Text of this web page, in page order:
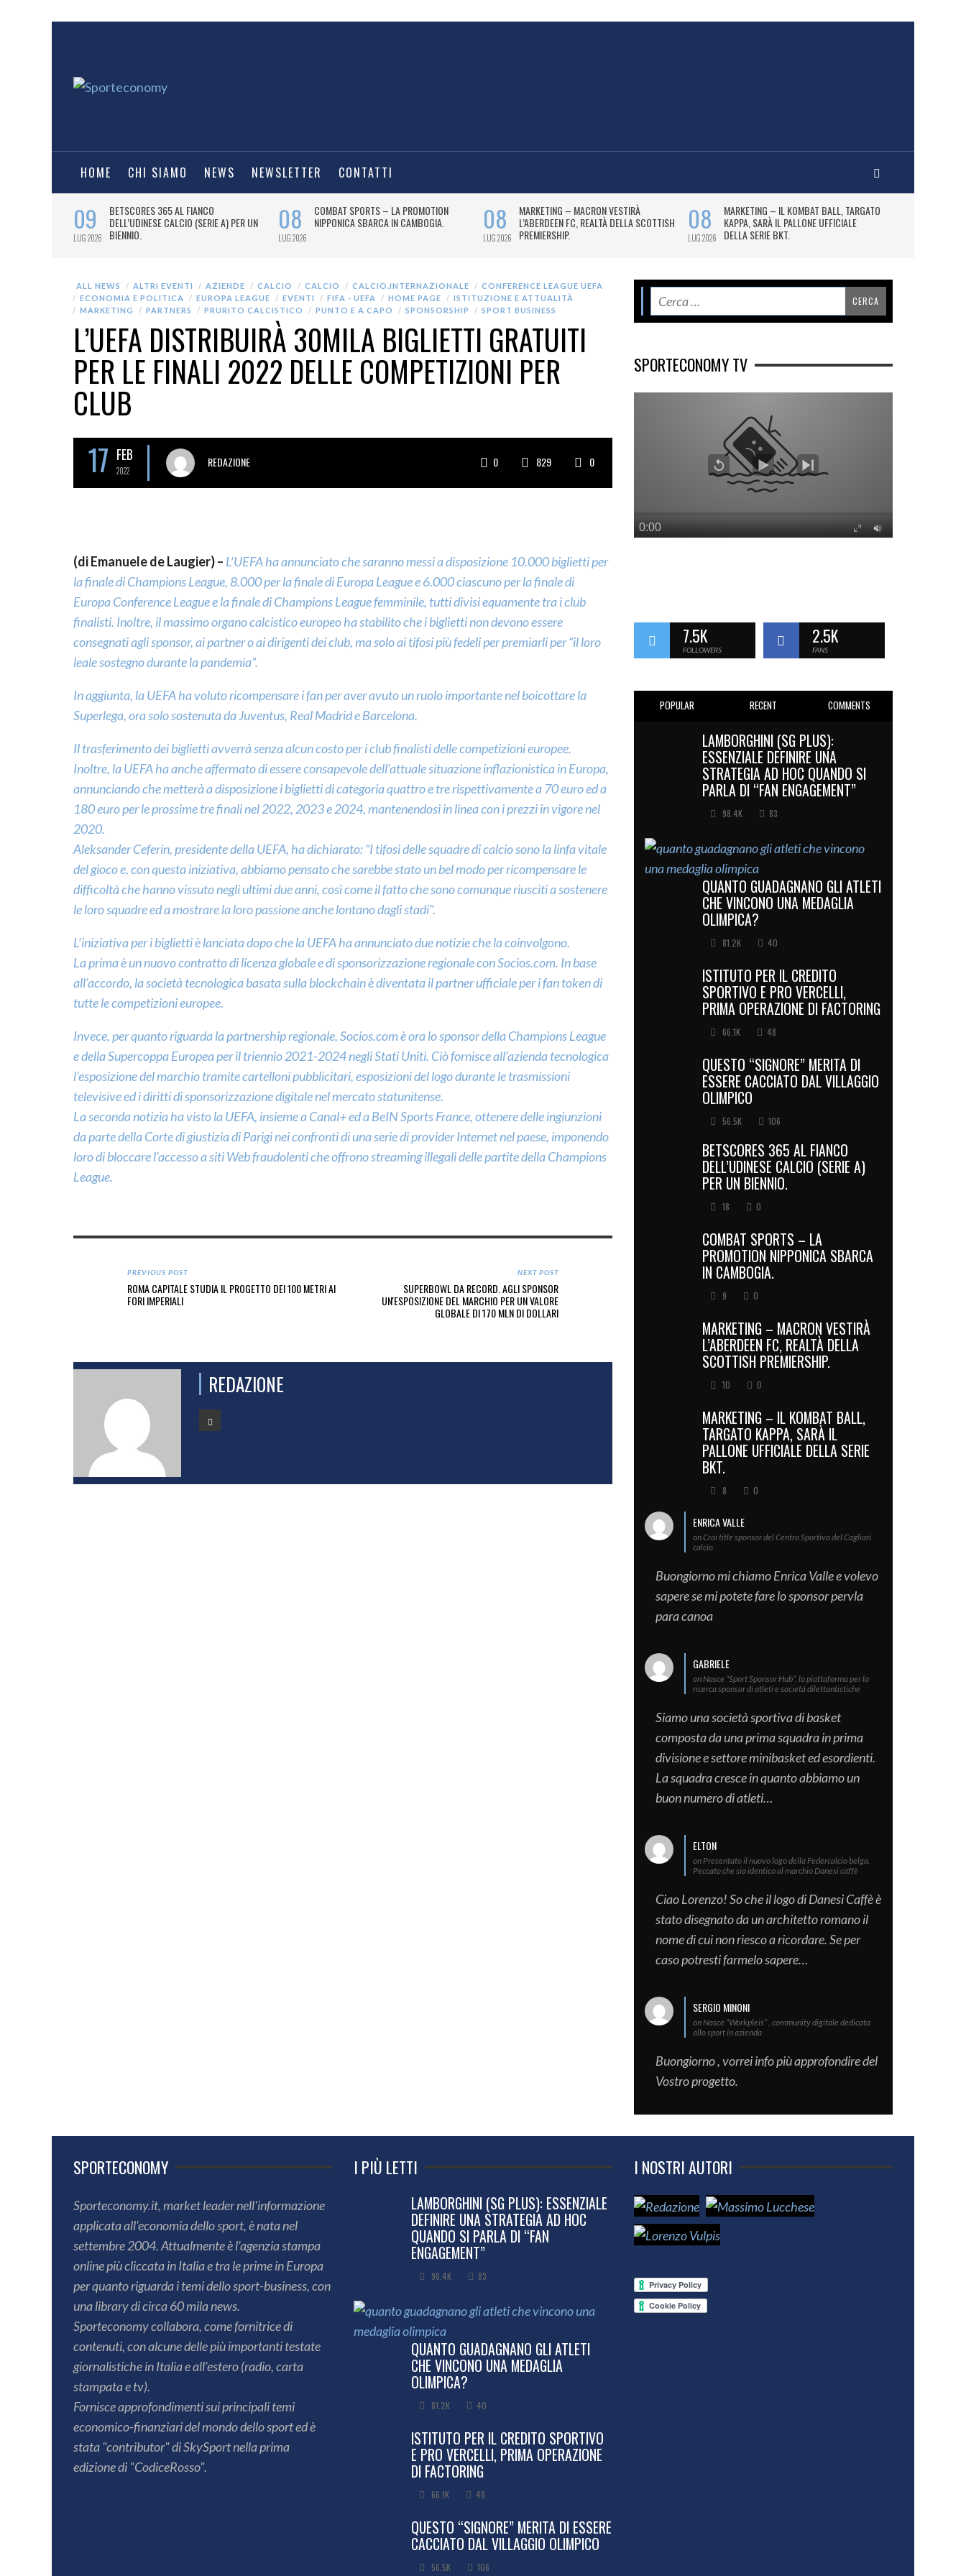
HOME CHI SIAMO NEWS NEWSLETTER CONTATTI
ALL NEWS ALTRI EVENTI AZIENDE CALCIO CALCIO CALCIO.INTERNAZIONALE
CONFERENCE LEAGUE UEFA
ECONOMIA E POLITICA
EUROPA LEAGUE EVENTI FIFA - UEFA HOME PAGE
ISTITUZIONE E ATTUALITÀ
MARKETING
PARTNERS PRURITO CALCISTICO PUNTO E A CAPO SPONSORSHIP SPORT BUSINESS
L’UEFA DISTRIBUIRÀ 30MILA BIGLIETTI GRATUITI
PER LE FINALI 2022 DELLE COMPETIZIONI PER
CLUB
17 FEB
2022
REDAZIONE 0 829 0
(di Emanuele de Laugier) – L’UEFAha annunciato che saranno messi a disposizione 10.000 biglietti per
la finale di Champions League, 8.000 per la finale di Europa League e 6.000 ciascuno per la finale di
Europa Conference League e la finale di Champions League femminile, tutti divisi equamente tra i club
finalisti. Inoltre, il massimo organo calcistico europeo ha stabilito che i biglietti non devono essere
consegnati agli sponsor, ai partner o ai dirigenti dei club, ma solo ai tifosi più fedeli per premiarli per “il loro
leale sostegno durante la pandemia”.
In aggiunta, la UEFA ha voluto ricompensare i fan per aver avuto un ruolo importante nel boicottare la
Superlega, ora solo sostenuta da Juventus, Real Madrid e Barcelona.
Il trasferimento dei biglietti avverrà senza alcun costo per i club finalisti delle competizioni europee.
Inoltre, la UEFA ha anche affermato di essere consapevole dell’attuale situazione inflazionistica in Europa,
annunciando che metterà a disposizione i biglietti di categoria quattro e tre rispettivamente a 70 euro ed a
180 euro per le prossime tre finali nel 2022, 2023 e 2024, mantenendosi in linea con i prezzi in vigore nel
2020.
Aleksander Ceferin, presidente della UEFA, ha dichiarato: “I tifosi delle squadre di calcio sono la linfa vitale
del gioco e, con questa iniziativa, abbiamo pensato che sarebbe stato un bel modo per ricompensare le
difficoltà che hanno vissuto negli ultimi due anni, così come il fatto che sono comunque riusciti a sostenere
le loro squadre ed a mostrare la loro passione anche lontano dagli stadi”.
L’iniziativa per i biglietti è lanciata dopo che la UEFA ha annunciato due notizie che la coinvolgono.
La prima è un nuovo contratto di licenza globale e di sponsorizzazione regionale con Socios.com. In base
all’accordo, la società tecnologica basata sulla blockchain è diventata il partner ufficiale per i fan token di
tutte le competizioni europee.
Invece, per quanto riguarda la partnership regionale, Socios.com è ora lo sponsor della Champions League
e della Supercoppa Europea per il triennio 2021-2024 negli Stati Uniti. Ciò fornisce all’azienda tecnologica
l’esposizione del marchio tramite cartelloni pubblicitari, esposizioni del logo durante le trasmissioni
televisive ed i diritti di sponsorizzazione digitale nel mercato statunitense.
La seconda notizia ha visto la UEFA, insieme a Canal+ ed a BeIN Sports France, ottenere delle ingiunzioni
da parte della Corte di giustizia di Parigi nei confronti di una serie di provider Internet nel paese, imponendo
loro di bloccare l’accesso a siti Web fraudolenti che offrono streaming illegali delle partite della Champions
League.
PREVIOUS POST
ROMA CAPITALE STUDIA IL PROGETTO DEI 100 METRI AI
FORI IMPERIALI
NEXT POST
SUPERBOWL DA RECORD. AGLI SPONSOR
UN'ESPOSIZIONE DEL MARCHIO PER UN VALORE
GLOBALE DI 170 MLN DI DOLLARI
REDAZIONE
SPORTECONOMY TV
7.5K
FOLLOWERS
2.5K
FANS
POPULAR RECENT COMMENTS
LAMBORGHINI (SG PLUS):
ESSENZIALE DEFINIRE UNA
STRATEGIA AD HOC QUANDO SI
PARLA DI “FAN ENGAGEMENT”
98.4K 83
QUANTO GUADAGNANO GLI ATLETI
CHE VINCONO UNA MEDAGLIA
OLIMPICA?
81.2K 40
ISTITUTO PER IL CREDITO
SPORTIVO E PRO VERCELLI,
PRIMA OPERAZIONE DI FACTORING
66.1K 48
QUESTO “SIGNORE” MERITA DI
ESSERE CACCIATO DAL VILLAGGIO
OLIMPICO
56.5K 106
BETSCORES 365 AL FIANCO
DELL’UDINESE CALCIO (SERIE A)
PER UN BIENNIO.
18 0
COMBAT SPORTS – LA
PROMOTION NIPPONICA SBARCA
IN CAMBOGIA.
9 0
MARKETING – MACRON VESTIRÀ
L’ABERDEEN FC, REALTÀ DELLA
SCOTTISH PREMIERSHIP.
10 0
MARKETING – IL KOMBAT BALL,
TARGATO KAPPA, SARÀ IL
PALLONE UFFICIALE DELLA SERIE
BKT.
8 0
ENRICA VALLE
on Crai title sponsor del Centro Sportivo del Cagliari
calcio
Buongiorno mi chiamo Enrica Valle e volevo
sapere se mi potete fare lo sponsor pervla
para canoa
GABRIELE
on Nasce “Sport Sponsor Hub”, la piattaforma per la
ricerca sponsor di atleti e società dilettantistiche
Siamo una società sportiva di basket
composta da una prima squadra in prima
divisione e settore minibasket ed esordienti.
La squadra cresce in quanto abbiamo un
buon numero di atleti…
ELTON
on Presentato il nuovo logo della Federcalcio belga.
Peccato che sia identico al marchio Danesi caffè
Ciao Lorenzo! So che il logo di Danesi Caffè è
stato disegnato da un architetto romano il
nome di cui non riesco a ricordare. Se per
caso potresti farmelo sapere…
SERGIO MINONI
on Nasce “Workpleis” , community digitale dedicata
allo sport in azienda
Buongiorno , vorrei info più approfondire del
Vostro progetto.
SPORTECONOMY
Sporteconomy.it, market leader nell'informazione
applicata all'economia dello sport, è nata nel
settembre 2004. Attualmente è l'agenzia stampa
online più cliccata in Italia e tra le prime in Europa
per quanto riguarda i temi dello sport-business, con
una library di circa 60 mila news.
Sporteconomy collabora, come fornitrice di
contenuti, con alcune delle più importanti testate
giornalistiche in Italia e all’estero (radio, carta
stampata e tv).
Fornisce approfondimenti sui principali temi
economico-finanziari del mondo dello sport ed è
stata "contributor" di SkySport nella prima
edizione di "CodiceRosso".
I PIÙ LETTI
LAMBORGHINI (SG PLUS): ESSENZIALE
DEFINIRE UNA STRATEGIA AD HOC
QUANDO SI PARLA DI “FAN
ENGAGEMENT”
98.4K 83
QUANTO GUADAGNANO GLI ATLETI
CHE VINCONO UNA MEDAGLIA
OLIMPICA?
81.2K 40
ISTITUTO PER IL CREDITO SPORTIVO
E PRO VERCELLI, PRIMA OPERAZIONE
DI FACTORING
66.1K 48
QUESTO “SIGNORE” MERITA DI ESSERE
CACCIATO DAL VILLAGGIO OLIMPICO
56.5K 106
I NOSTRI AUTORI